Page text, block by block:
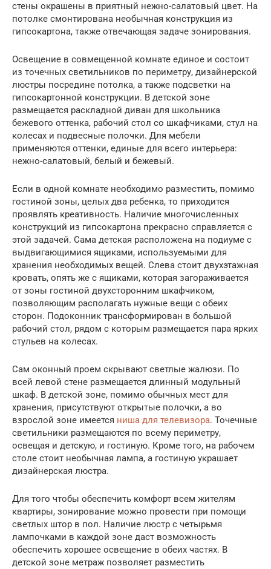
стены окрашены в приятный нежно-салатовый цвет. На
потолке смонтирована необычная конструкция из
гипсокартона, также отвечающая задаче зонирования.
Освещение в совмещенной комнате единое и состоит
из точечных светильников по периметру, дизайнерской
люстры посредине потолка, а также подсветки на
гипсокартонной конструкции. В детской зоне
размещается раскладной диван для школьника
бежевого оттенка, рабочий стол со шкафчиками, стул на
колесах и подвесные полочки. Для мебели
применяются оттенки, единые для всего интерьера:
нежно-салатовый, белый и бежевый.
Если в одной комнате необходимо разместить, помимо
гостиной зоны, целых два ребенка, то приходится
проявлять креативность. Наличие многочисленных
конструкций из гипсокартона прекрасно справляется с
этой задачей. Сама детская расположена на подиуме с
выдвигающимися ящиками, используемыми для
хранения необходимых вещей. Слева стоит двухэтажная
кровать, опять же с ящиками, которая загораживается
от зоны гостиной двухсторонним шкафчиком,
позволяющим располагать нужные вещи с обеих
сторон. Подоконник трансформирован в большой
рабочий стол, рядом с которым размещается пара ярких
стульев на колесах.
Сам оконный проем скрывают светлые жалюзи. По
всей левой стене размещается длинный модульный
шкаф. В детской зоне, помимо обычных мест для
хранения, присутствуют открытые полочки, а во
взрослой зоне имеется ниша для телевизора. Точечные
светильники размещаются по всему периметру,
освещая и детскую, и гостиную. Кроме того, на рабочем
столе стоит необычная лампа, а гостиную украшает
дизайнерская люстра.
Для того чтобы обеспечить комфорт всем жителям
квартиры, зонирование можно провести при помощи
светлых штор в пол. Наличие люстр с четырьмя
лампочками в каждой зоне даст возможность
обеспечить хорошее освещение в обеих частях. В
детской зоне метраж позволяет разместить